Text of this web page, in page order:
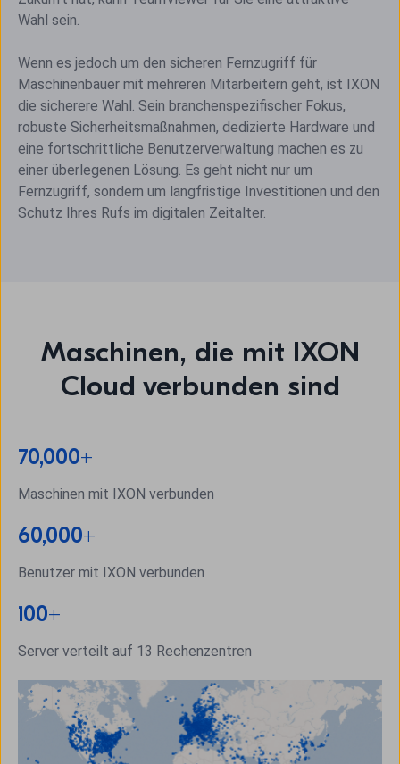
Wahl sein.
Wenn es jedoch um den sicheren Fernzugriff für
Maschinenbauer mit mehreren Mitarbeitern geht, ist IXON
die sicherere Wahl. Sein branchenspezifischer Fokus,
robuste Sicherheitsmaßnahmen, dedizierte Hardware und
eine fortschrittliche Benutzerverwaltung machen es zu
einer überlegenen Lösung. Es geht nicht nur um
Fernzugriff, sondern um langfristige Investitionen und den
Schutz Ihres Rufs im digitalen Zeitalter.
Maschinen, die mit IXON
Cloud verbunden sind
70,000+
Maschinen mit IXON verbunden
60,000+
Benutzer mit IXON verbunden
100+
Server verteilt auf 13 Rechenzentren